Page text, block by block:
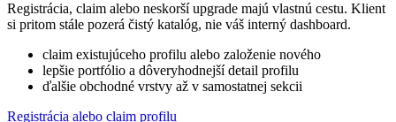
Registrácia, claim alebo neskorší upgrade majú vlastnú cestu. Klient
si pritom stále pozerá čistý katalóg, nie váš interný dashboard.
claim existujúceho profilu alebo založenie nového
lepšie portfólio a dôveryhodnejší detail profilu
ďalšie obchodné vrstvy až v samostatnej sekcii
Registrácia alebo claim profilu